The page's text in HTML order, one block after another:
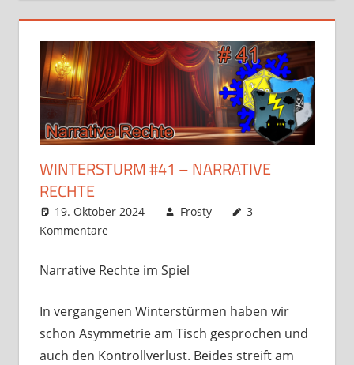
WINTERSTURM #41 – NARRATIVE
RECHTE
19. Oktober 2024 Frosty
3
Kommentare
Narrative Rechte im Spiel
In vergangenen Winterstürmen haben wir
schon Asymmetrie am Tisch gesprochen und
auch den Kontrollverlust. Beides streift am